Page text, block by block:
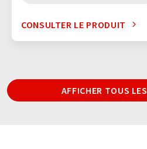
CONSULTER LE PRODUIT
AFFICHER TOUS